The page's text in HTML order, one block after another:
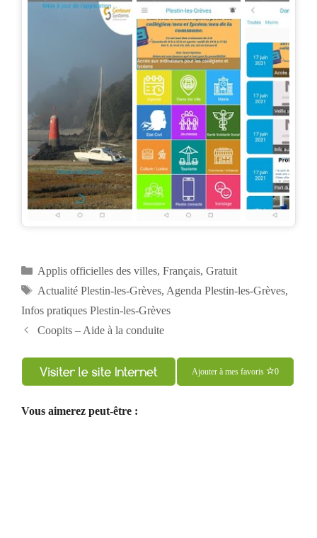
Catégories
Applis officielles des villes, Français, Gratuit
Étiquettes
Actualité Plestin-les-Grèves, Agenda Plestin-les-Grèves,
Infos pratiques Plestin-les-Grèves
Navigation
articles
Coopits – Aide à la conduite
Ajouter à mes favoris 0
Vous aimerez peut-être :